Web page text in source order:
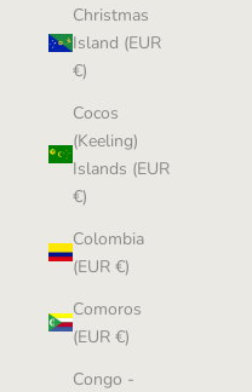
Christmas
Island (EUR
€)
Cocos
(Keeling)
Islands (EUR
€)
Colombia
(EUR €)
Comoros
(EUR €)
Congo -